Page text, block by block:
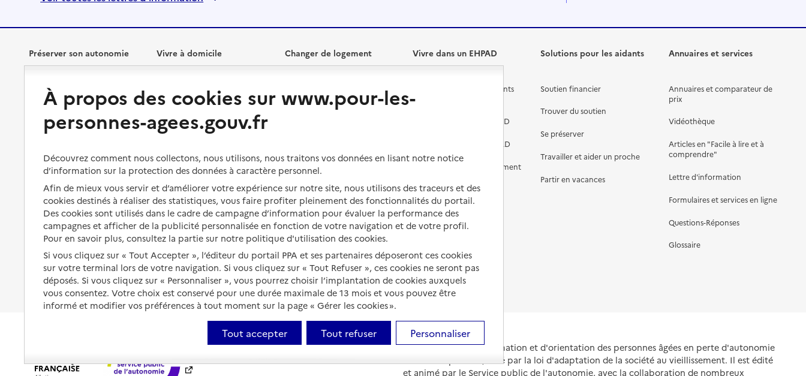
Préserver son autonomie
Perte d'autonomie : évaluation
et droits
Aménager son logement et
s'équiper
Préserver son autonomie et sa
santé
Organiser à l'avance sa propre
protection
Les mesures de protection
Les obligations de la famille
À qui s’adresser ?
Les politiques du grand âge
Vivre à domicile
Bénéficier d'aide à domicile
Aides financières
Solutions d'accueil temporaire
Vivre à domicile avec une
maladie ou un handicap
Être hospitalisé
Fin de vie à domicile
Changer de logement
Vivre dans une résidence avec
Vivre en accueil familial
Autres solutions de logement
Vivre dans un EHPAD
Les différents établissements
médicalisés
Préparer l'entrée en EHPAD
Aides financières en EHPAD
Prévention, accompagnement
Comprendre les prix en
EHPAD
Droits en EHPAD
Fin de vie en EHPAD
Solutions pour les aidants
Soutien financier
Trouver du soutien
Se préserver
Travailler et aider un proche
Partir en vacances
Annuaires et services
Annuaires et comparateur de
prix
Vidéothèque
Articles en "Facile à lire et à
comprendre"
Lettre d'information
Formulaires et services en ligne
Questions-Réponses
Glossaire
Portail national d'information et d'orientation des personnes âgées en perte d'autonomie
et de leurs proches, créé par la loi d'adaptation de la société au vieillissement. Il est édité
et animé par le Service public de l'autonomie, avec la collaboration de nombreux
À propos des cookies sur www.pour-les-
personnes-agees.gouv.fr
Découvrez comment nous collectons, nous utilisons, nous traitons vos données en lisant notre notice
d’information sur la protection des données à caractère personnel.
Afin de mieux vous servir et d’améliorer votre expérience sur notre site, nous utilisons des traceurs et des
cookies destinés à réaliser des statistiques, vous faire profiter pleinement des fonctionnalités du portail.
Des cookies sont utilisés dans le cadre de campagne d’information pour évaluer la performance des
campagnes et afficher de la publicité personnalisée en fonction de votre navigation et de votre profil.
Pour en savoir plus, consultez la partie sur notre politique d'utilisation des cookies.
Si vous cliquez sur « Tout Accepter », l’éditeur du portail PPA et ses partenaires déposeront ces cookies
sur votre terminal lors de votre navigation. Si vous cliquez sur « Tout Refuser », ces cookies ne seront pas
déposés. Si vous cliquez sur « Personnaliser », vous pourrez choisir l’implantation de cookies auxquels
vous consentez. Votre choix est conservé pour une durée maximale de 13 mois et vous pouvez être
informé et modifier vos préférences à tout moment sur la page « Gérer les cookies ».
Tout accepter Tout refuser Personnaliser